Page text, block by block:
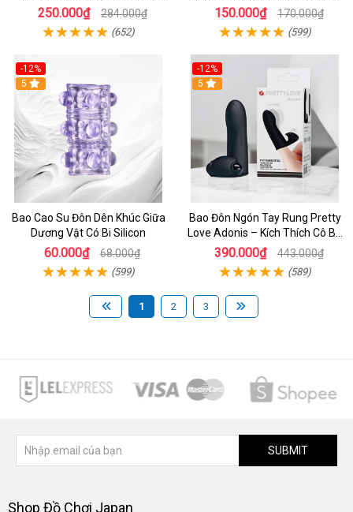
Hàn Quốc
250.000₫ 284.000₫
(652)
Khoái Cảm Cho Cặp Đôi
150.000₫ 170.000₫
(599)
-12%
5
Bao Cao Su Đôn Dên Khúc Giữa
Dương Vật Có Bi Silicon
60.000₫ 68.000₫
(599)
-12%
5
Bao Đôn Ngón Tay Rung Pretty
Love Adonis – Kích Thích Cô Bé
Cực Mạnh, Dễ Lên Đỉnh Nhanh
390.000₫ 443.000₫
(589)
1 2 3
SUBMIT
Shop Đồ Chơi Japan